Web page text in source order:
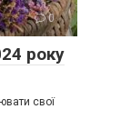
0
року
свої